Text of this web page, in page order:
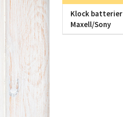
Klock batterier
Maxell/Sony